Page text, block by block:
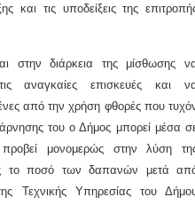
και τις υποδείξεις της
στην διάρκεια της μίσθωσης
αναγκαίες επισκευές και
από την χρήση φθορές που
του ο Δήμος μπορεί μέσα
μονομερώς στην λύση
το ποσό των δαπανών μετά
Τεχνικής Υπηρεσίας του